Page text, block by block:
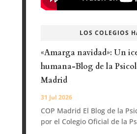
LOS COLEGIOS
«Amarga navidad»: Un
humana-Blog de la
Madrid
31 Jul 2026
COP Madrid El Blog de la
por el Colegio Oficial de la